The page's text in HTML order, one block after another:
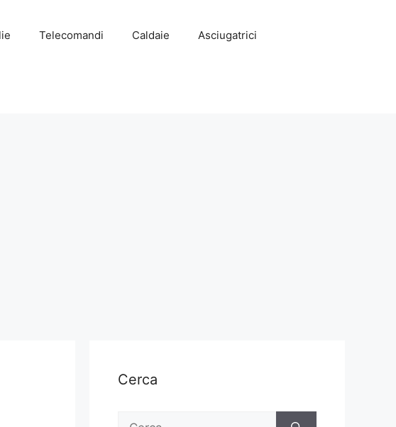
Telecomandi Caldaie Asciugatrici
Cerca
Ricerca